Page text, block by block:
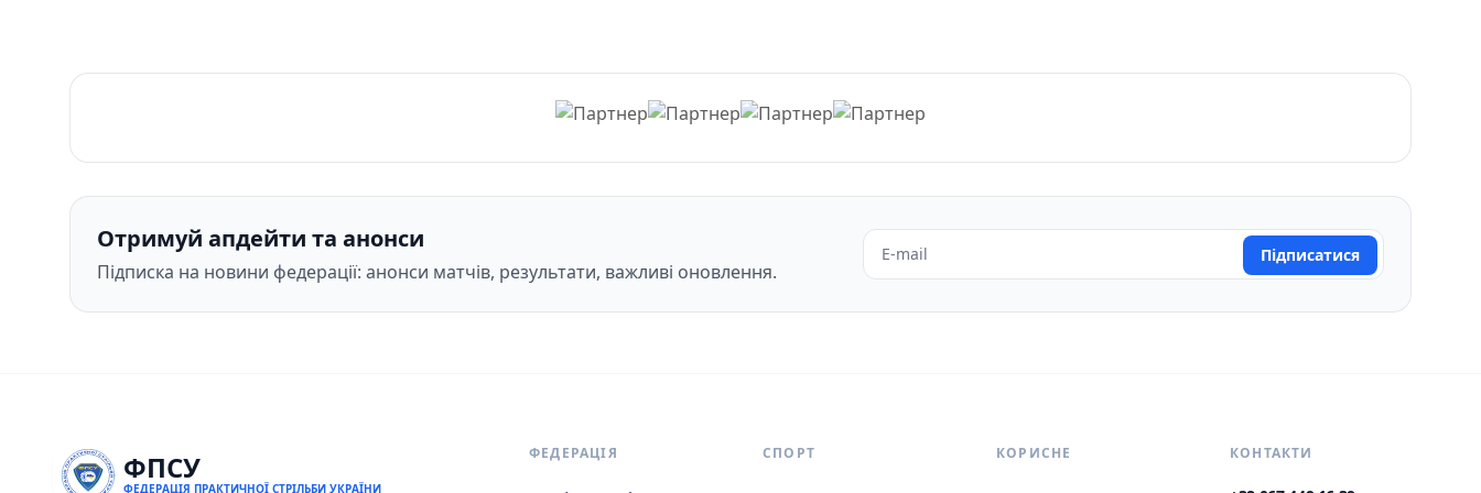
Отримуй апдейти та анонси
Підписка на новини федерації: анонси матчів, результати, важливі оновлення.
Підписатися
ФПСУ
ФЕДЕРАЦІЯ ПРАКТИЧНОЇ СТРІЛЬБИ УКРАЇНИ
ФЕДЕРАЦІЯ СПОРТ КОРИСНЕ КОНТАКТИ